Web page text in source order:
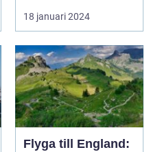
18 januari 2024
Flyga till England: